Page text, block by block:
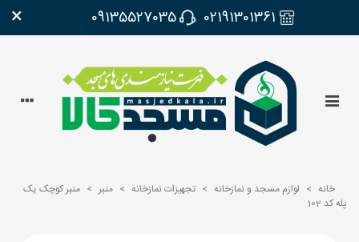
02191301361
09135527035
×
خانه > لوازم مسجد و نمازخانه > تجهیزات نمازخانه > منبر > منبر کوچک یک
پله کد 102